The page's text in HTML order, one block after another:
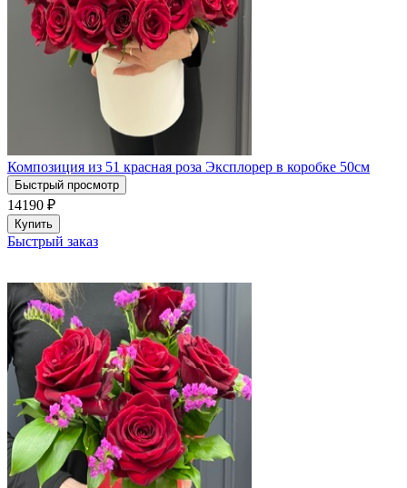
Композиция из 51 красная роза Эксплорер в коробке 50см
Быстрый просмотр
14190 ₽
Купить
Быстрый заказ